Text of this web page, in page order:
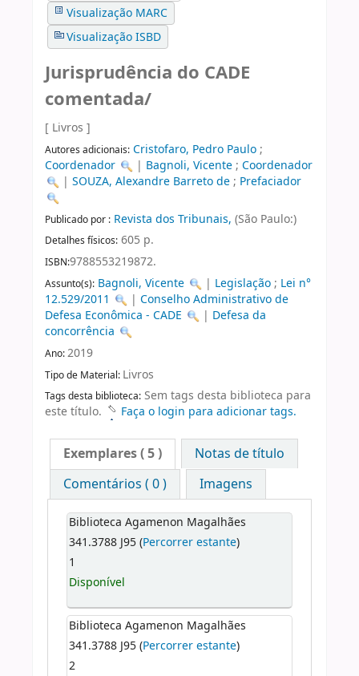
Visualização MARC
Visualização ISBD
Jurisprudência do CADE
comentada/
[ Livros ]
Autores adicionais: Cristofaro, Pedro Paulo;
Coordenador
| Bagnoli, Vicente;Coordenador
|SOUZA, Alexandre Barreto de; Prefaciador
Publicado por : Revista dos Tribunais, (São Paulo:)
Detalhes físicos: 605 p.
ISBN:9788553219872.
Assunto(s): Bagnoli, Vicente | Legislação; Lei n°
12.529/2011
|Conselho Administrativo de
Defesa Econômica - CADE
| Defesa da
concorrência
Ano:2019
Tipo de Material: Livros
Tags desta biblioteca: Sem tags desta biblioteca para
este título.
Faça o login para adicionar tags.
Exemplares( 5 )
Notas de título
Comentários ( 0 )
Imagens
Biblioteca Agamenon Magalhães
341.3788 J95 (Percorrer estante)
1
Disponível
Biblioteca Agamenon Magalhães
341.3788 J95 (Percorrer estante)
2